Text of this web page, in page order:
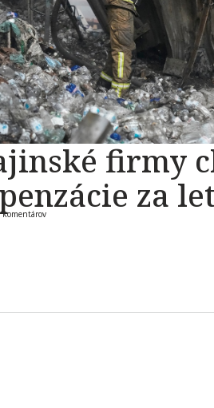
firmy
za
komentárov